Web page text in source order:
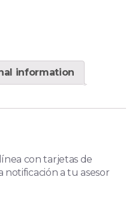
information
con tarjetas de
notificación a tu asesor